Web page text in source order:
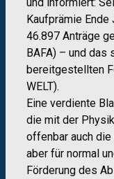
Kaufprämie
46.897 Anträge
BAFA) – und das
bereitgestellten
WELT).
Eine verdiente
die mit der
offenbar auch
aber für normal
Förderung des